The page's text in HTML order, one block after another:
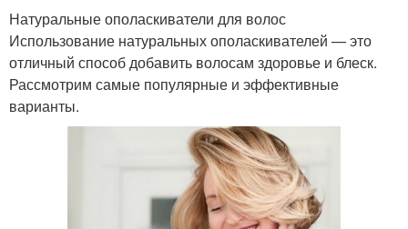
Натуральные ополаскиватели для волос
Использование натуральных ополаскивателей — это
отличный способ добавить волосам здоровье и блеск.
Рассмотрим самые популярные и эффективные
варианты.